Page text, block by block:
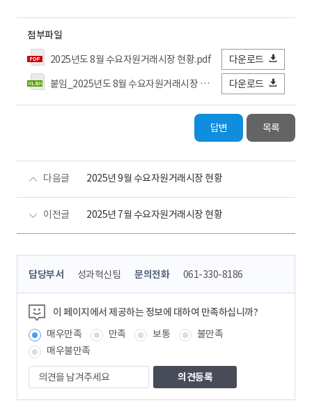
첨부파일
2025년도 8월 수요자원거래시장 현황.pdf
다운로드
붙임_2025년도 8월 수요자원거래시장 현황 상세.xlsx
다운로드
답변 목록
다음글 2025년 9월 수요자원거래시장 현황
이전글 2025년 7월 수요자원거래시장 현황
콘
츠
정
보
책
임
자
담당부서 성과혁신팀 문의전화 061-330-8186
이 페이지에서 제공하는 정보에 대하여 만족하십니까?
매우만족
만족 보통
불만족
매우불만족
의
견
을